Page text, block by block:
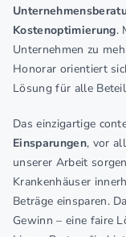
Kostenoptimierung.
Unternehmen zu
Honorar orientiert
Lösung für alle
Das einzigartige
Einsparungen, vor
unserer Arbeit
Krankenhäuser
Beträge einsparen.
Gewinn – eine faire